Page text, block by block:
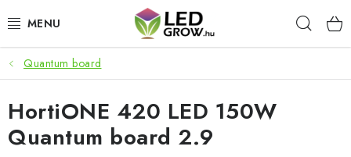
tartalomhoz
AKCIÓS TERMÉKEK
LED NÖVÉNYVILÁGÍTÁS
TERMESZTÉSI KELLÉKEK
Quantum board
HortiONE 420 LED 150W
Quantum board 2.9